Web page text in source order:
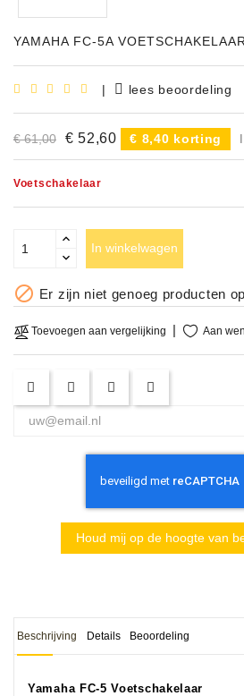
Bladmuziek
Accessoires
DEMO
MODELLEN
OCCASIONS
DEMONSTRATIES
&
CLINICS
VERHUUR,
SERVICE
YAMAHA FC-5A VOETSCHAKELAAR
| lees beoordeling
€ 61,00 € 52,60 € 8,40 korting
Voetschakelaar
In winkelwagen
 Er zijn niet genoeg producten
Toevoegen aan vergelijking Aan
Houd mij op de hoogte van
Beschrijving Details Beoordeling
Yamaha FC-5 Voetschakelaar